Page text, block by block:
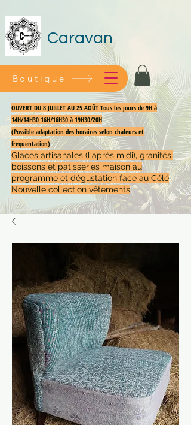
Caravan
OUVERT DU 8 JUILLET AU 25 AOÛT Tous les jours de 9H à
14H/14H30 16H/16H30 à 19H30/20H
(Possible adaptation des horaires selon chaleurs et
frequentation)
Glaces artisanales (l'après midi), granités,
boissons et patisseries maison au
programme et dégustation face au Célé
Nouvelle collection vêtements
Boutique